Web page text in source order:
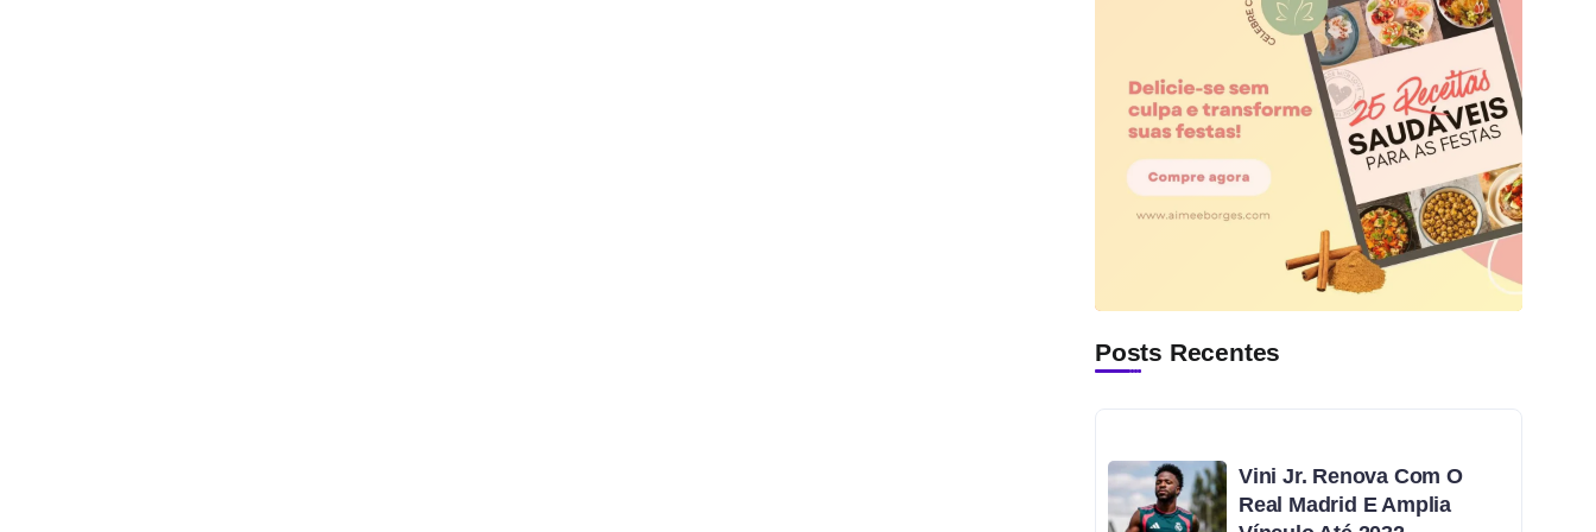
Posts Recentes
Vini Jr. Renova Com O
Real Madrid E Amplia